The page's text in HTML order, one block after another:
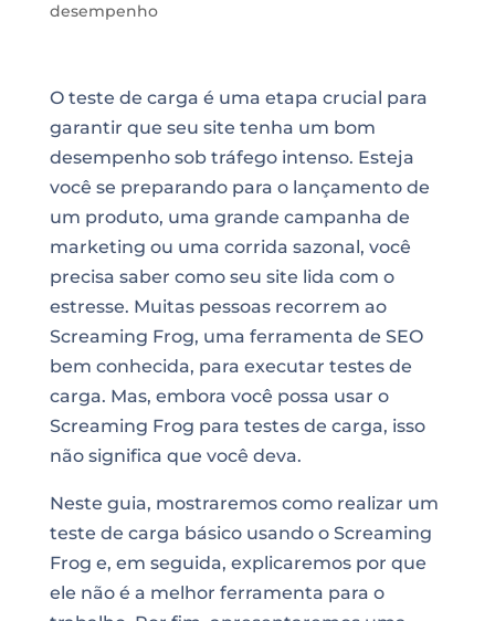
desempenho
O teste de carga é uma etapa crucial para
garantir que seu site tenha um bom
desempenho sob tráfego intenso. Esteja
você se preparando para o lançamento de
um produto, uma grande campanha de
marketing ou uma corrida sazonal, você
precisa saber como seu site lida com o
estresse. Muitas pessoas recorrem ao
Screaming Frog, uma ferramenta de SEO
bem conhecida, para executar testes de
carga. Mas, embora você possa usar o
Screaming Frog para testes de carga, isso
não significa que você deva.
Neste guia, mostraremos como realizar um
teste de carga básico usando o Screaming
Frog e, em seguida, explicaremos por que
ele não é a melhor ferramenta para o